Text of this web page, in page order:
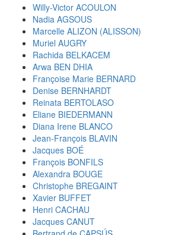
Willy-Victor ACOULON
Nadia AGSOUS
Marcelle ALIZON (ALISSON)
Muriel AUGRY
Rachida BELKACEM
Arwa BEN DHIA
Françoise Marie BERNARD
Denise BERNHARDT
Reinata BERTOLASO
Eliane BIEDERMANN
Diana Irene BLANCO
Jean-François BLAVIN
Jacques BOÉ
François BONFILS
Alexandra BOUGE
Christophe BREGAINT
Xavier BUFFET
Henri CACHAU
Jacques CANUT